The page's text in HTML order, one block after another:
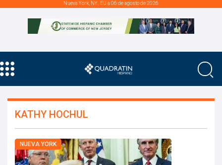
Nueva York, NY., EU a 06 de agosto de 2026
KATHY HOCHUL
NUEVA YORK